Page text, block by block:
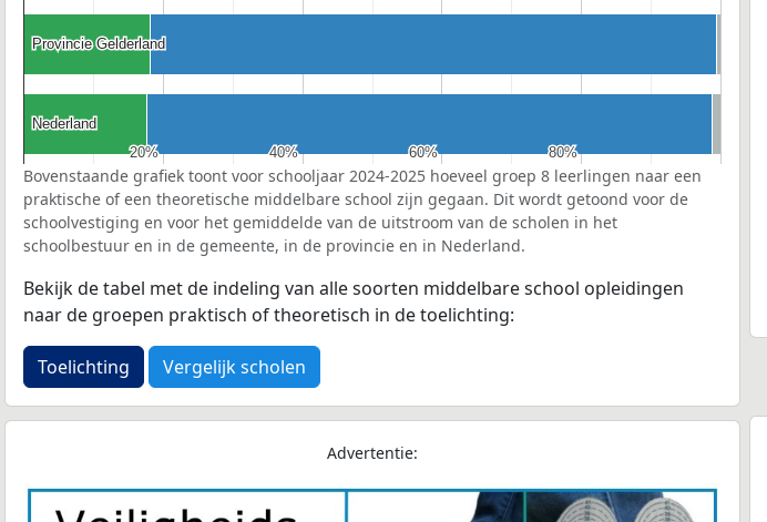
20%
20% 40%
40% 60%
60% 80%
80%
Provincie Gelderland
Provincie Gelderland
Nederland
Nederland
Bovenstaande grafiek toont voor schooljaar 2024-2025 hoeveel groep 8 leerlingen naar een
praktische of een theoretische middelbare school zijn gegaan. Dit wordt getoond voor de
schoolvestiging en voor het gemiddelde van de uitstroom van de scholen in het
schoolbestuur en in de gemeente, in de provincie en in Nederland.
Bekijk de tabel met de indeling van alle soorten middelbare school opleidingen
naar de groepen praktisch of theoretisch in de toelichting:
Toelichting Vergelijk scholen
Advertentie: